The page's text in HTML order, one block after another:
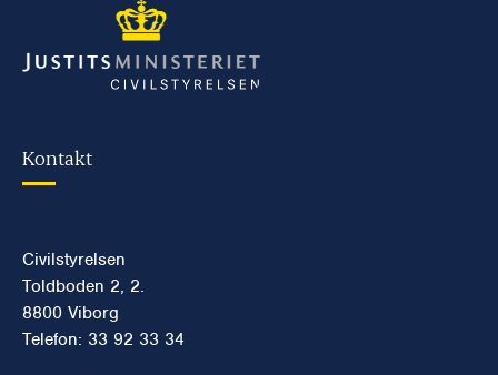
Kontakt
Civilstyrelsen
Toldboden 2, 2.
8800 Viborg
Telefon: 33 92 33 34